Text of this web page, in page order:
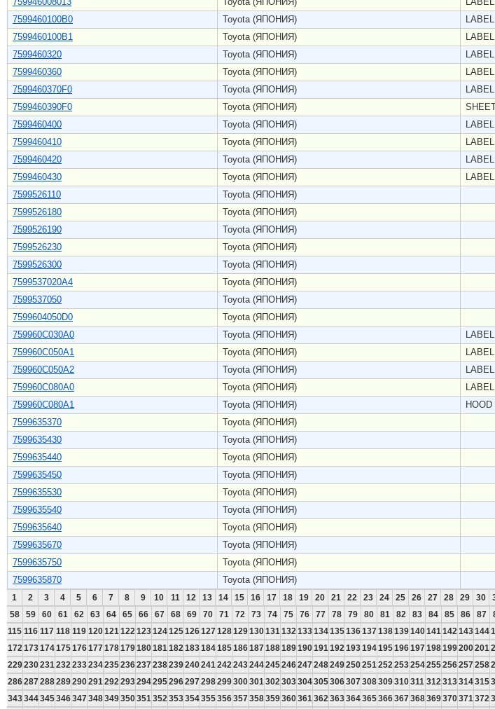
7599460100B0
Toyota (ЯПОНИЯ)
LABEL
7599460100B1
Toyota (ЯПОНИЯ)
LABEL
7599460320
Toyota (ЯПОНИЯ)
LABEL
7599460360
Toyota (ЯПОНИЯ)
LABEL
7599460370F0
Toyota (ЯПОНИЯ)
LABEL
7599460390F0
Toyota (ЯПОНИЯ)
7599460400
Toyota (ЯПОНИЯ)
LABEL
7599460410
Toyota (ЯПОНИЯ)
LABEL
7599460420
Toyota (ЯПОНИЯ)
LABEL
7599460430
Toyota (ЯПОНИЯ)
LABEL
7599526110
Toyota (ЯПОНИЯ)
7599526180
Toyota (ЯПОНИЯ)
7599526190
Toyota (ЯПОНИЯ)
7599526230
Toyota (ЯПОНИЯ)
7599526300
Toyota (ЯПОНИЯ)
7599537020A4
Toyota (ЯПОНИЯ)
7599537050
Toyota (ЯПОНИЯ)
7599604050D0
Toyota (ЯПОНИЯ)
759960C030A0
Toyota (ЯПОНИЯ)
LABEL
759960C050A1
Toyota (ЯПОНИЯ)
LABEL
759960C050A2
Toyota (ЯПОНИЯ)
LABEL
759960C080A0
Toyota (ЯПОНИЯ)
LABEL
759960C080A1
Toyota (ЯПОНИЯ)
7599635370
Toyota (ЯПОНИЯ)
7599635430
Toyota (ЯПОНИЯ)
7599635440
Toyota (ЯПОНИЯ)
7599635450
Toyota (ЯПОНИЯ)
7599635530
Toyota (ЯПОНИЯ)
7599635540
Toyota (ЯПОНИЯ)
7599635640
Toyota (ЯПОНИЯ)
7599635670
Toyota (ЯПОНИЯ)
7599635750
Toyota (ЯПОНИЯ)
7599635870
Toyota (ЯПОНИЯ)
1 2 3 4 5 6 7 8 9 10 11 12 13 14 15 16 17 18 19 20 21 22 23 24 25 26 27 28 29 30
58
59 60 61 62 63 64 65 66 67 68 69 70 71 72 73 74 75 76 77 78 79 80 81 82 83 84 85 86 87
115 116 117 118 119 120121 122 123124125126127128129130131 132 133134135136137138139140141 142 143144
172 173174175176177178179180181 182 183184185186187188189190191 192 193194195196197198199200201
229230231 232 233234235236237238239240241 242 243244245246247248249250251 252 253254255256257258
286287288289290291 292 293294295296297298299300301 302 303304305306307308309310311 312 313314315
343344345346347348349350351 352 353354355356357358359360361 362 363364365366367368369370371 372